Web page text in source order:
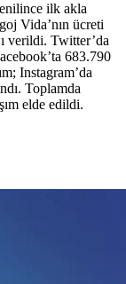
ilk akla
Vida’nın ücreti
verildi. Twitter’da
683.790
Instagram’da
Toplamda
elde edildi.